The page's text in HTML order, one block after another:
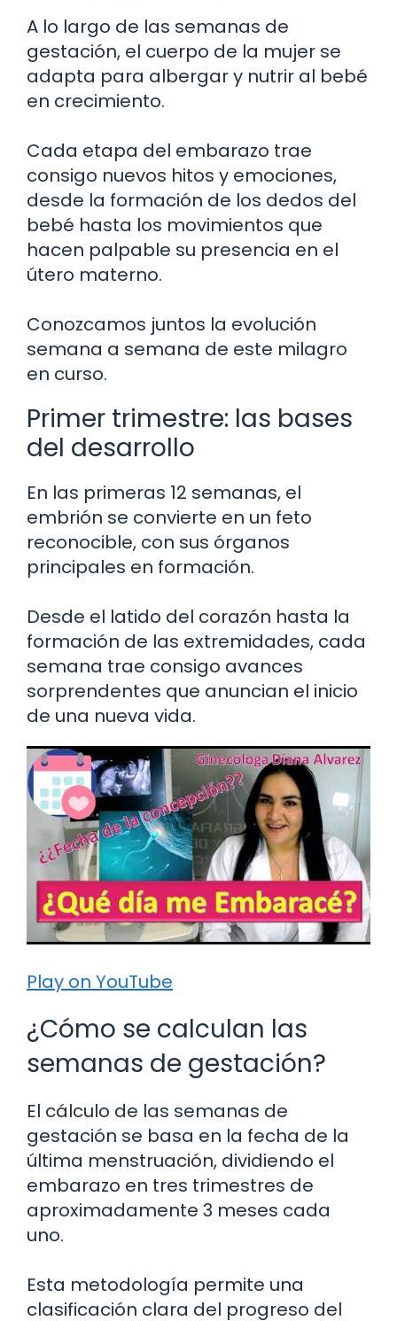
A lo largo de las semanas de
gestación, el cuerpo de la mujer se
adapta para albergar y nutrir al bebé
en crecimiento.
Cada etapa del embarazo trae
consigo nuevos hitos y emociones,
desde la formación de los dedos del
bebé hasta los movimientos que
hacen palpable su presencia en el
útero materno.
Conozcamos juntos la evolución
semana a semana de este milagro
en curso.
Primer trimestre: las bases
del desarrollo
En las primeras 12 semanas, el
embrión se convierte en un feto
reconocible, con sus órganos
principales en formación.
Desde el latido del corazón hasta la
formación de las extremidades, cada
semana trae consigo avances
sorprendentes que anuncian el inicio
de una nueva vida.
Play on YouTube
¿Cómo se calculan las
semanas de gestación?
El cálculo de las semanas de
gestación se basa en la fecha de la
última menstruación, dividiendo el
embarazo en tres trimestres de
aproximadamente 3 meses cada
uno.
Esta metodología permite una
clasificación clara del progreso del